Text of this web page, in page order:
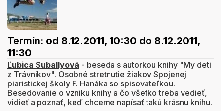
Termín: od 8.12.2011, 10:30 do 8.12.2011,
11:30
Ľubica Suballyová - beseda s autorkou knihy "My deti
z Trávnikov". Osobné stretnutie žiakov Spojenej
piaristickej školy F. Hanáka so spisovateľkou.
Besedovanie o vzniku knihy a čo všetko treba vedieť,
vidieť a poznať, keď chceme napísať takú krásnu knihu.